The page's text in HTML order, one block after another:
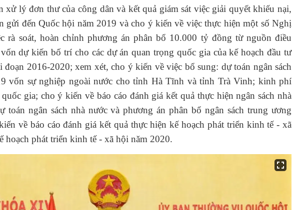
xử lý đơn thư của công dân và kết quả giám sát việc giải quyết khiếu nại,
gửi đến Quốc hội năm 2019 và cho ý kiến về việc thực hiện một số Nghị
rà soát, hoàn chỉnh phương án phân bổ 10.000 tỷ đồng từ nguồn điều
dự kiến bố trí cho các dự án quan trọng quốc gia của kế hoạch đầu tư
đoạn 2016-2020; xem xét, cho ý kiến về việc bổ sung: dự toán ngân sách
vốn sự nghiệp ngoài nước cho tỉnh Hà Tĩnh và tỉnh Trà Vinh; kinh phí
gia; cho ý kiến về báo cáo đánh giá kết quả thực hiện ngân sách nhà
toán ngân sách nhà nước và phương án phân bổ ngân sách trung ương
về báo cáo đánh giá kết quả thực hiện kế hoạch phát triển kinh tế - xã
hoạch phát triển kinh tế - xã hội năm 2020.